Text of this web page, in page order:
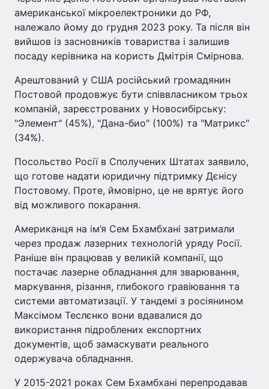
американської мікроелектроники до РФ,
належало йому до грудня 2023 року. Та після він
вийшов із засновників товариства і залишив
посаду керівника на користь Дмітрія Смірнова.
Арештований у США російський громадянин
Постовой продовжує бути співвласником трьох
компаній, зареєстрованих у Новосибірську:
"Элемент" (45%), "Дана-био" (100%) та "Матрикс"
(34%).
Посольство Росії в Сполучених Штатах заявило,
що готове надати юридичну підтримку Дєнісу
Постовому. Проте, ймовірно, це не врятує його
від можливого покарання.
Американця на ім’я Сем Бхамбхані затримали
через продаж лазерних технологій уряду Росії.
Раніше він працював у великій компанії, що
постачає лазерне обладнання для зварювання,
маркування, різання, глибокого гравіювання та
системи автоматизації. У тандемі з росіянином
Максімом Теслєнко вони вдавалися до
використання підроблених експортних
документів, щоб замаскувати реального
одержувача обладнання.
У 2015-2021 роках Сем Бхамбхані перепродавав